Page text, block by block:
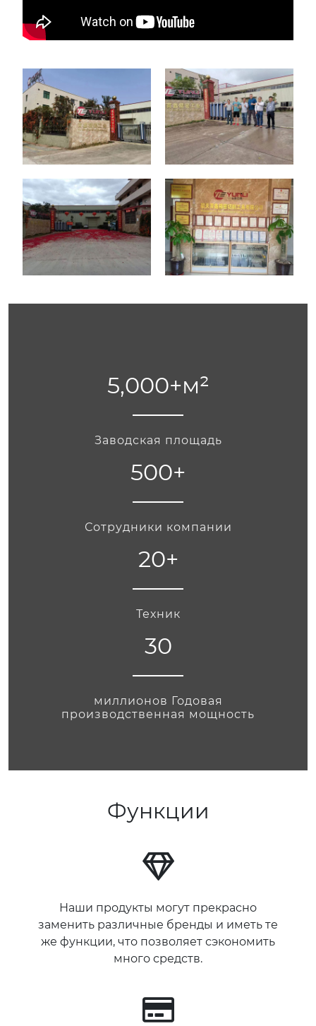
5,000+м²
Заводская площадь
500+
Сотрудники компании
20+
Техник
30
миллионов Годовая
производственная мощность
Функции
Наши продукты могут прекрасно
заменить различные бренды и иметь те
же функции, что позволяет сэкономить
много средств.